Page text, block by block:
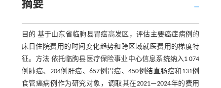
摘要
目的 基于山东省临朐县胃癌高发区，评估主要癌症病例的
床日住院费用的时间变化趋势和跨区域就医费用的梯度特
征。方法 依托临朐县医疗保险事业中心信息系统纳入1 074
例肺癌、204例肝癌、657例胃癌、450例结直肠癌和131例
食管癌病例作为研究对象，调取其在2021—2024年的费用